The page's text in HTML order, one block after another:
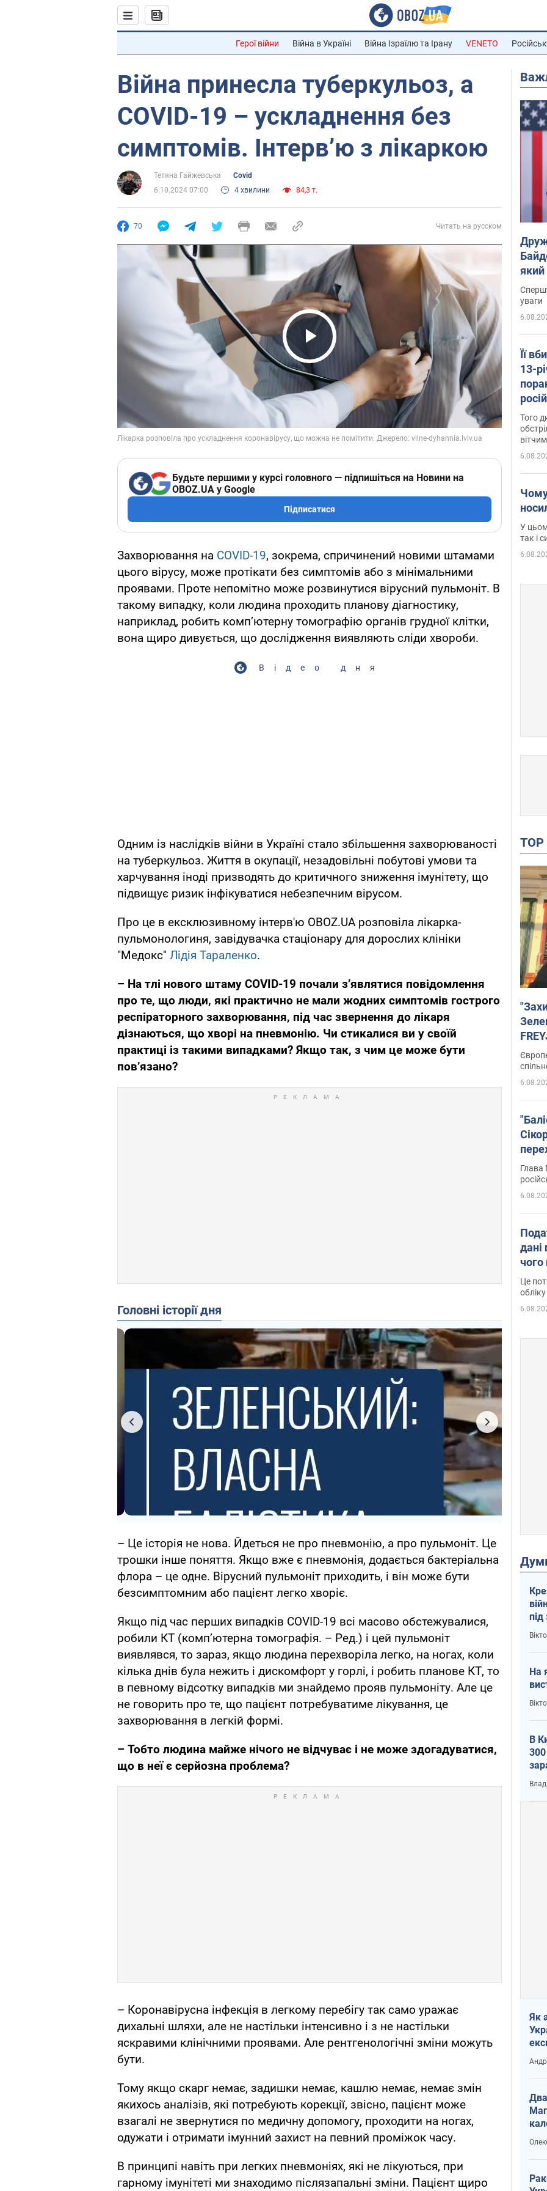
Герої війни Війна в Україні Війна Ізраїлю та Ірану VENETO
Війна принесла туберкульоз, а
COVID-19 – ускладнення без
симптомів. Інтерв’ю з лікаркою
Тетяна Гайжевська
Covid
6.10.2024 07:00
4 хвилини 84,3 т.
70 Читать на русском
Play Video
Будьте першими у курсі головного — підпишіться на Новини на
OBOZ.UA у Google
Підписатися
Захворювання на COVID-19, зокрема, спричинений новими штамами
цього вірусу, може протікати без симптомів або з мінімальними
проявами. Проте непомітно може розвинутися вірусний пульмоніт. В
такому випадку, коли людина проходить планову діагностику,
наприклад, робить комп’ютерну томографію органів грудної клітки,
вона щиро дивується, що дослідження виявляють сліди хвороби.
Відео дня
Одним із наслідків війни в Україні стало збільшення захворюваності
на туберкульоз. Життя в окупації, незадовільні побутові умови та
харчування іноді призводять до критичного зниження імунітету, що
підвищує ризик інфікуватися небезпечним вірусом.
Про це в ексклюзивному інтерв'ю OBOZ.UA розповіла лікарка-
пульмонологиня, завідувачка стаціонару для дорослих клініки
"Медокс" Лідія Тараленко.
– На тлі нового штаму COVID-19 почали з’являтися повідомлення
про те, що люди, які практично не мали жодних симптомів гострого
респіраторного захворювання, під час звернення до лікаря
дізнаються, що хворі на пневмонію. Чи стикалися ви у своїй
практиці із такими випадками? Якщо так, з чим це може бути
пов’язано?
Головні історії дня
– Це історія не нова. Йдеться не про пневмонію, а про пульмоніт. Це
трошки інше поняття. Якщо вже є пневмонія, додається бактеріальна
флора – це одне. Вірусний пульмоніт приходить, і він може бути
безсимптомним або пацієнт легко хворіє.
Якщо під час перших випадків COVID-19 всі масово обстежувалися,
робили КТ (комп’ютерна томографія. – Ред.) і цей пульмоніт
виявлявся, то зараз, якщо людина перехворіла легко, на ногах, коли
кілька днів була нежить і дискомфорт у горлі, і робить планове КТ, то
в певному відсотку випадків ми знайдемо прояв пульмоніту. Але це
не говорить про те, що пацієнт потребуватиме лікування, це
захворювання в легкій формі.
– Тобто людина майже нічого не відчуває і не може здогадуватися,
що в неї є серйозна проблема?
– Коронавірусна інфекція в легкому перебігу так само уражає
дихальні шляхи, але не настільки інтенсивно і з не настільки
яскравими клінічними проявами. Але рентгенологічні зміни можуть
бути.
Тому якщо скарг немає, задишки немає, кашлю немає, немає змін
якихось аналізів, які потребують корекції, звісно, пацієнт може
взагалі не звернутися по медичну допомогу, проходити на ногах,
одужати і отримати імунний захист на певний проміжок часу.
В принципі навіть при легких пневмоніях, які не лікуються, при
гарному імунітеті ми знаходимо післязапальні зміни. Пацієнт щиро
який
уваги
Її
13-
Того
У
так і
Глава
дані
чого
Це
обліку
На
В
Як